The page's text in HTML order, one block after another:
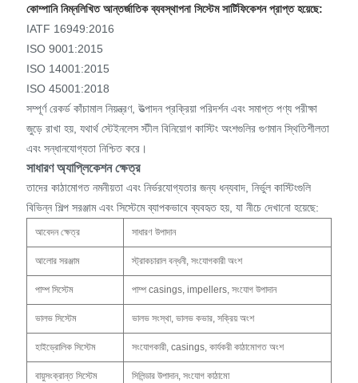
কোম্পানি নিম্নলিখিত আন্তর্জাতিক ব্যবস্থাপনা সিস্টেম সার্টিফিকেশন প্রাপ্ত হয়েছে:
IATF 16949:2016
ISO 9001:2015
ISO 14001:2015
ISO 45001:2018
সম্পূর্ণ রেকর্ড কাঁচামাল নিয়ন্ত্রণ, উত্পাদন প্রক্রিয়া পরিদর্শন এবং সমাপ্ত পণ্য পরীক্ষা
জুড়ে রাখা হয়, যথার্থ স্টেইনলেস স্টীল বিনিয়োগ কাস্টিং অংশগুলির গুণমান স্থিতিশীলতা
এবং সন্ধানযোগ্যতা নিশ্চিত করে।
সাধারণ অ্যাপ্লিকেশন ক্ষেত্র
তাদের কাঠামোগত নমনীয়তা এবং নির্ভরযোগ্যতার জন্য ধন্যবাদ, নির্ভুল কাস্টিংগুলি
বিভিন্ন শিল্প সরঞ্জাম এবং সিস্টেমে ব্যাপকভাবে ব্যবহৃত হয়, যা নীচে দেখানো হয়েছে:
আবেদন ক্ষেত্র সাধারণ উপাদান
আলোর সরঞ্জাম স্ট্রাকচারাল বন্ধনী, সংযোগকারী অংশ
পাম্প সিস্টেম পাম্প casings, impellers, সংযোগ উপাদান
ভালভ সিস্টেম ভালভ সংস্থা, ভালভ কভার, সক্রিয় অংশ
হাইড্রোলিক সিস্টেম সংযোগকারী, casings, কার্যকরী কাঠামোগত অংশ
বায়ুসংক্রান্ত সিস্টেম সিলিন্ডার উপাদান, সংযোগ কাঠামো